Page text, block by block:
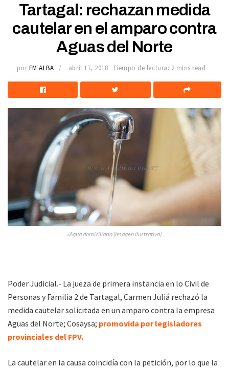
Tartagal: rechazan medida
cautelar en el amparo contra
Aguas del Norte
por FM ALBA abril 17, 2018 Tiempo de lectura: 2 mins read
»Agua domiciliaria (imagen ilustrativa)
Poder Judicial.- La jueza de primera instancia en lo Civil de
Personas y Familia 2 de Tartagal, Carmen Juliá rechazó la
medida cautelar solicitada en un amparo contra la empresa
Aguas del Norte; Cosaysa; promovida por legisladores
provinciales del FPV.
La cautelar en la causa coincidía con la petición, por lo que la